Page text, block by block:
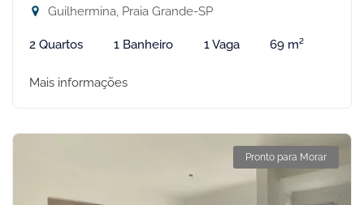
Guilhermina, Praia Grande-SP
2 Quartos 1 Banheiro 1 Vaga 69 m²
Mais informações
Pronto para Morar